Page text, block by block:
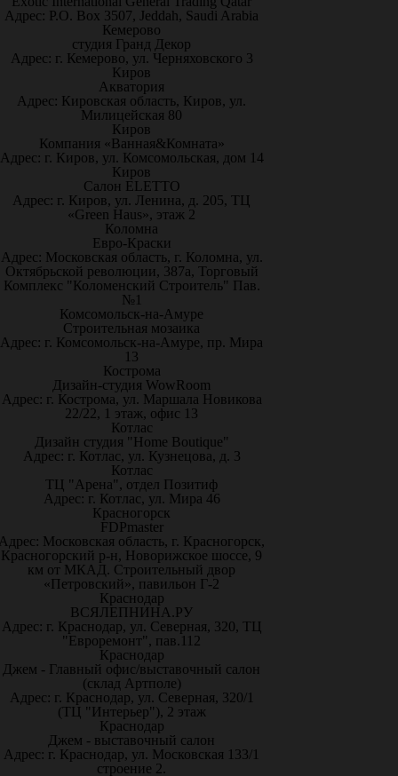
Адрес: P.O. Box 3507, Jeddah, Saudi Arabia
Кемерово
студия Гранд Декор
Адрес: г. Кемерово, ул. Черняховского 3
Киров
Акватория
Адрес: Кировская область, Киров, ул.
Милицейская 80
Киров
Компания «Ванная&Комната»
Адрес: г. Киров, ул. Комсомольская, дом 14
Киров
Салон ELETTO
Адрес: г. Киров, ул. Ленина, д. 205, ТЦ
«Green Haus», этаж 2
Коломна
Евро-Краски
Адрес: Московская область, г. Коломна, ул.
Октябрьской революции, 387а, Торговый
Комплекс "Коломенский Строитель" Пав.
№1
Комсомольск-на-Амуре
Строительная мозаика
Адрес: г. Комсомольск-на-Амуре, пр. Мира
13
Кострома
Дизайн-студия WowRoom
Адрес: г. Кострома, ул. Маршала Новикова
22/22, 1 этаж, офис 13
Котлас
Дизайн студия "Home Boutique"
Адрес: г. Котлас, ул. Кузнецова, д. 3
Котлас
ТЦ "Арена", отдел Позитиф
Адрес: г. Котлас, ул. Мира 46
Красногорск
FDPmaster
Московская область, г. Красногорск,
Красногорский р-н, Новорижское шоссе, 9
км от МКАД. Строительный двор
«Петровский», павильон Г-2
Краснодар
ВСЯЛЕПНИНА.РУ
Адрес: г. Краснодар, ул. Северная, 320, ТЦ
"Евроремонт", пав.112
Краснодар
Джем - Главный офис/выставочный салон
(склад Артполе)
Адрес: г. Краснодар, ул. Северная, 320/1
(ТЦ "Интерьер"), 2 этаж
Краснодар
Джем - выставочный салон
Адрес: г. Краснодар, ул. Московская 133/1
строение 2.